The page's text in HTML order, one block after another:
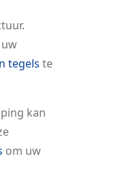
tegels te
kan
om uw